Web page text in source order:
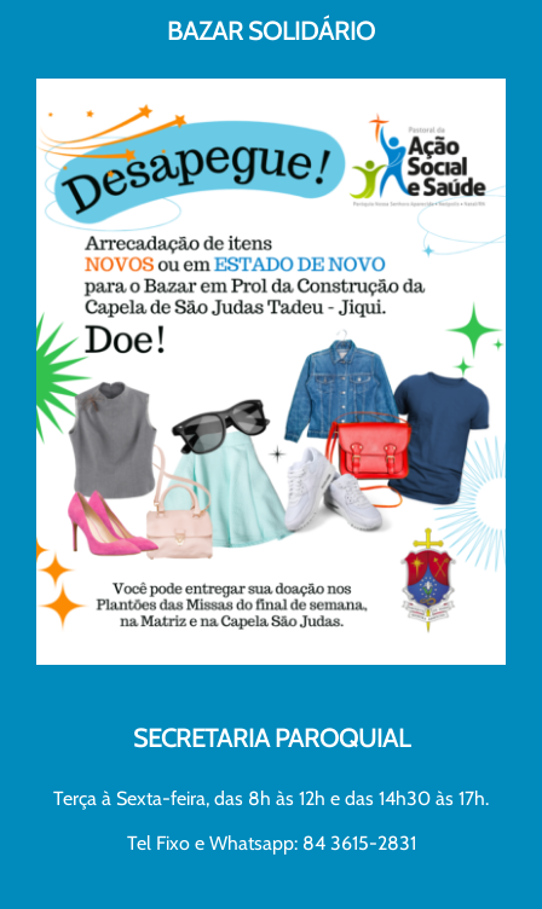
BAZAR SOLIDÁRIO
SECRETARIA PAROQUIAL
Terça à Sexta-feira, das 8h às 12h e das 14h30 às 17h.
Tel Fixo e Whatsapp: 84 3615-2831